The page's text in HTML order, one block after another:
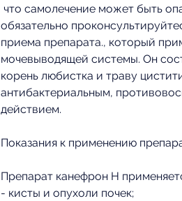
обязательно
приема препарата., который
мочевыводящей системы. Он
корень любистка и траву
антибактериальным,
действием.
Показания к применению
Препарат канефрон Н
- кисты и опухоли почек;